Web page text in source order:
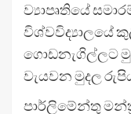
ව්‍යාපෘතියේ
විශ්වවිද්‍යාලයේ
ගොඩනැගිල්ලට
වැයවන මුදල
පාර්ලිමේන්තු